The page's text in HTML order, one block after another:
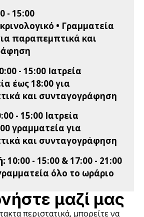
- 15:00
• Γραμματεία
παραπεμπτικά και
- 15:00 Ιατρεία
έως 18:00 για
και συνταγογράφηση
- 15:00 Ιατρεία
γραμματεία για
και συνταγογράφηση
10:00 - 15:00 & 17:00 - 21:00
όλο το ωράριο
μαζί μας
περιστατικά, μπορείτε να